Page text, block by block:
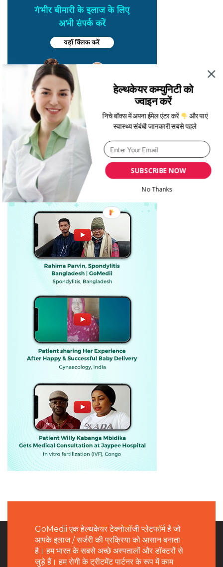
GoMedii एक हेल्थकेयर टेक्नोलॉजी प्लेटफॉर्म है जो
आपके इलाज / सर्जरी की प्रक्रिया को आसान बनाता
है। हम भारत के सबसे अच्छे अस्पतालों और डॉक्टरों से
जुड़े हैं। हम रोगी के ट्रीटमेंट पार्टनर के रूप में काम
SUBSCRIBE NOW
हेल्थकेयर कम्युनिटी को
ज्वाइन करें
निचे बॉक्स में अपना ईमेल एंटर करें और पाएं
स्वास्थ्य संबंधी जानकारी सबसे पहले
No Thanks